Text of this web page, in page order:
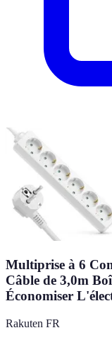
Multiprise à 6
Câble de 3,0m
Économiser
Rakuten FR